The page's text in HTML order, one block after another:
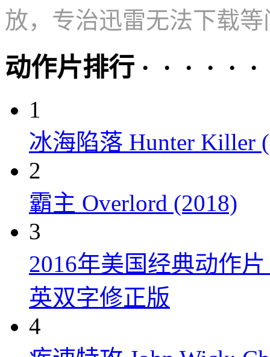
放，专治迅雷无法下载等
动作片排行 · · · · · ·
1
冰海陷落 Hunter Killer
2
霸主 Overlord (2018)
3
2016年美国经典动作
英双字修正版
4